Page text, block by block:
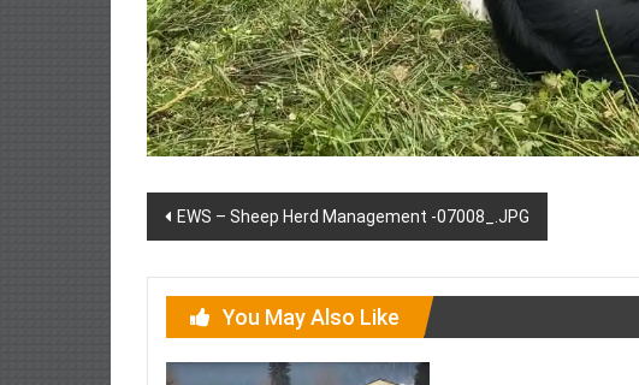
Post
EWS – Sheep Herd Management -07008_.JPG
You May Also Like